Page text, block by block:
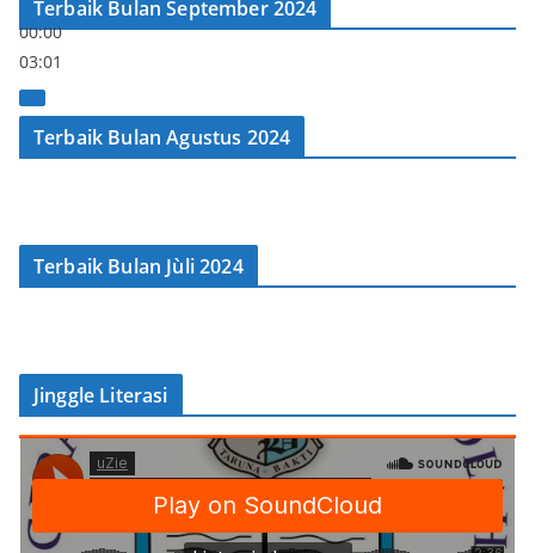
00:00
03:01
Terbaik Bulan September 2024
Terbaik Bulan Agustus 2024
Terbaik Bulan Jùli 2024
Jinggle Literasi